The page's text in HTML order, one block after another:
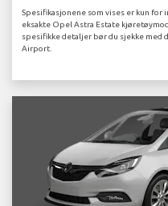
Spesifikasjonene som vises er kun for
eksakte Opel Astra Estate
spesifikke detaljer bør du sjekke
Airport.